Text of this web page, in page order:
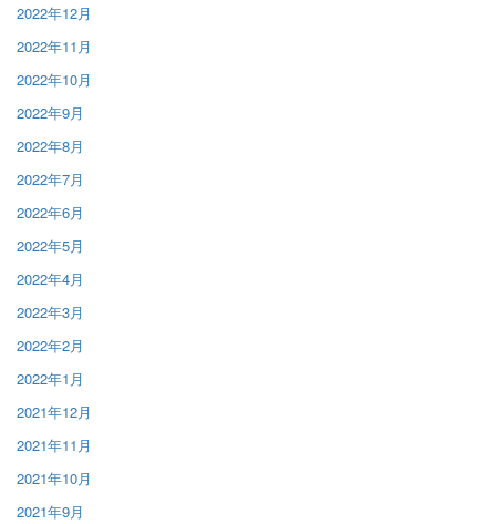
2022年12月
2022年11月
2022年10月
2022年9月
2022年8月
2022年7月
2022年6月
2022年5月
2022年4月
2022年3月
2022年2月
2022年1月
2021年12月
2021年11月
2021年10月
2021年9月